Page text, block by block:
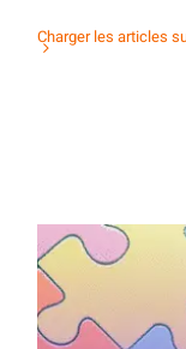
Charger les articles